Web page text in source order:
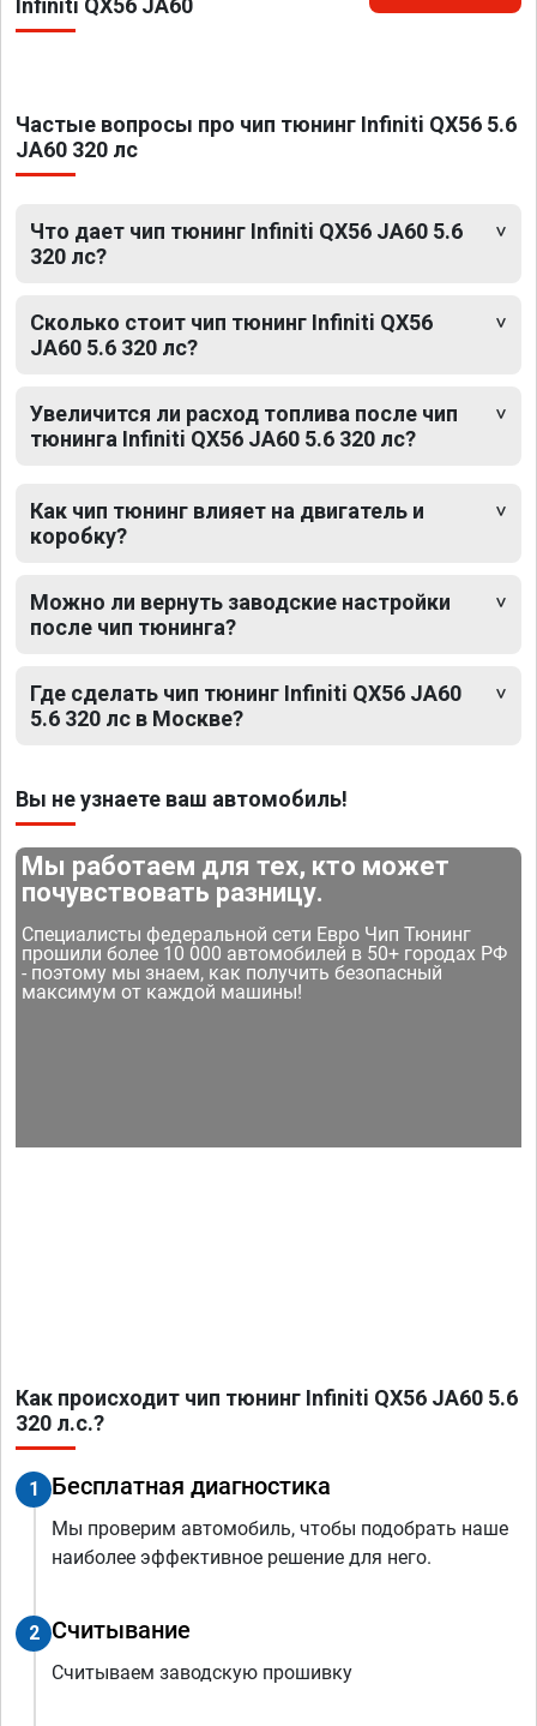
Infiniti QX56 JA60
Частые вопросы про чип тюнинг Infiniti QX56 5.6
JA60 320 лс
Что дает чип тюнинг Infiniti QX56 JA60 5.6
320 лс?
Сколько стоит чип тюнинг Infiniti QX56
JA60 5.6 320 лс?
Увеличится ли расход топлива после чип
тюнинга Infiniti QX56 JA60 5.6 320 лс?
Как чип тюнинг влияет на двигатель и
коробку?
Можно ли вернуть заводские настройки
после чип тюнинга?
Где сделать чип тюнинг Infiniti QX56 JA60
5.6 320 лс в Москве?
Вы не узнаете ваш автомобиль!
Мы работаем для тех, кто может
почувствовать разницу.
Специалисты федеральной сети Евро Чип Тюнинг
прошили более 10 000 автомобилей в 50+ городах РФ
- поэтому мы знаем, как получить безопасный
максимум от каждой машины!
Как происходит чип тюнинг Infiniti QX56 JA60 5.6
320 л.с.?
1 Бесплатная диагностика
Мы проверим автомобиль, чтобы подобрать наше
наиболее эффективное решение для него.
2 Считывание
Считываем заводскую прошивку